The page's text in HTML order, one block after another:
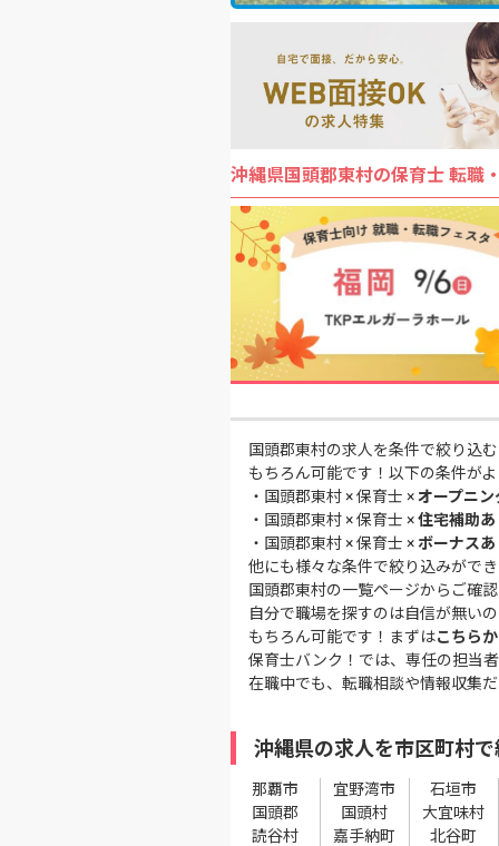
沖縄県国頭郡東村の保育士 転職
国頭郡東村の求人を条件で絞り込
もちろん可能です！以下の条件が
・ 国頭郡東村 × 保育士 ×オープニン
・ 国頭郡東村 × 保育士 ×住宅補助あ
・ 国頭郡東村 × 保育士 ×ボーナスあ
他にも様々な条件で絞り込みがで
国頭郡東村の一覧ページからご確
自分で職場を探すのは自信が無い
もちろん可能です！まずはこちら
保育士バンク！では、専任の担当
在職中でも、転職相談や情報収集
沖縄県の求人を市区町村
那覇市 宜野湾市
石垣市
国頭郡
国頭村
大宜味村
読谷村
嘉手納町
北谷町